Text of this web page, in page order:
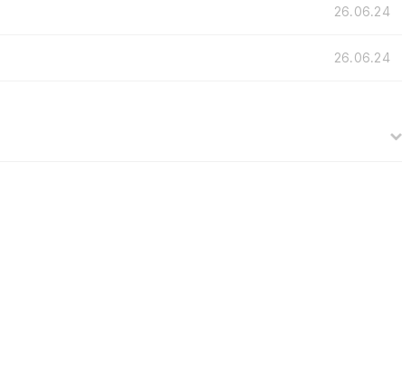
26.06.24
26.06.24